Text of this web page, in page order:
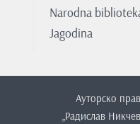
Nаrodnа
Jаgodinа
Ауторско
„Радислав